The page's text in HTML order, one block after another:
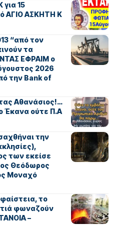
15
ΑΓΙΟ ΑΣΚΗΤΗ Κ
“από τον
τα
ΕΦΡΑΙΜ ο
2026
την Bank of
Αθανάσιος!…
Έκανα ούτε Π.Α
την
των εκείσε
Θεόδωρος
Μοναχό
το
φωναζούν
–